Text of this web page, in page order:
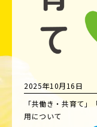
2025年10月16日
「共働き・共育て
用について